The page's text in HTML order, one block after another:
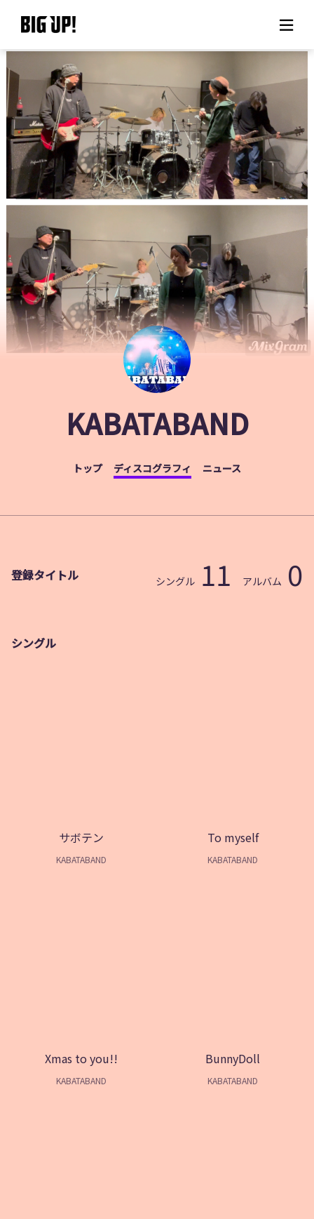
BIG UP!について
ニュース
料金プラン
サポート
よくある質問
KABATABAND
トップ ディスコグラフィ ニュース
登録タイトル シングル 11 アルバム 0
シングル
サボテン
KABATABAND
To myself
KABATABAND
Xmas to you!!
KABATABAND
BunnyDoll
KABATABAND